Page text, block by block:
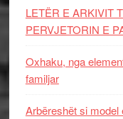
LETËR E ARKIVIT
PERVJETORIN E
Oxhaku, nga
familjar
Arbëreshët si model